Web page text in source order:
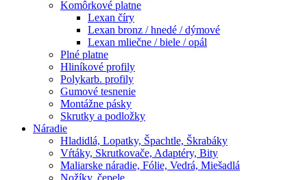
Komôrkové platne
Lexan číry
Lexan bronz / hnedé / dýmové
Lexan mliečne / biele / opál
Plné platne
Hliníkové profily
Polykarb. profily
Gumové tesnenie
Montážne pásky
Skrutky a podložky
Náradie
Hladidlá, Lopatky, Špachtle, Škrabáky
Vŕtáky, Skrutkovače, Adaptéry, Bity
Maliarske náradie, Fólie, Vedrá, Miešadlá